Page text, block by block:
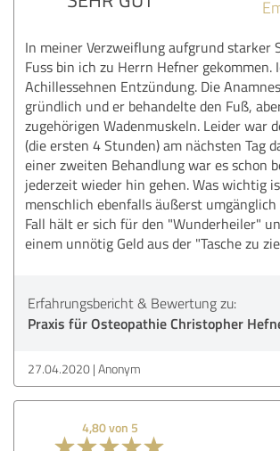
In meiner Verzweiflung aufgrund starker
Fuss bin ich zu Herrn Hefner gekommen.
Achillessehnen Entzündung. Die
gründlich und er behandelte den Fuß,
zugehörigen Wadenmuskeln. Leider war
(die ersten 4 Stunden) am nächsten Tag
einer zweiten Behandlung war es schon
jederzeit wieder hin gehen. Was wichtig
menschlich ebenfalls äußerst
Fall hält er sich für den "Wunderheiler"
einem unnötig Geld aus der "Tasche zu
Erfahrungsbericht & Bewertung zu:
Praxis für Osteopathie Christopher
27.04.2020 Anonym
4,80 von 5